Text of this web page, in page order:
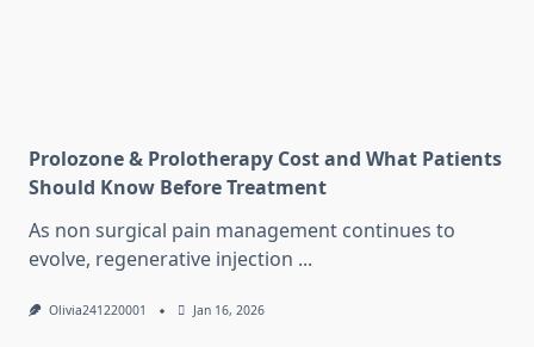
Prolozone & Prolotherapy Cost and What Patients
Should Know Before Treatment
As non surgical pain management continues to
evolve, regenerative injection ...
Olivia241220001 Jan 16, 2026